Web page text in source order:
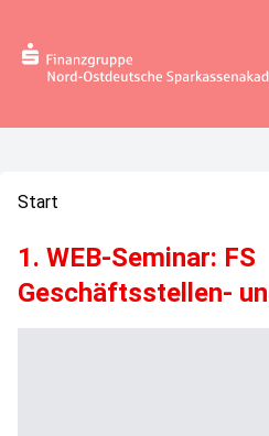
Start
1. WEB-Seminar: FS
Geschäftsstellen-